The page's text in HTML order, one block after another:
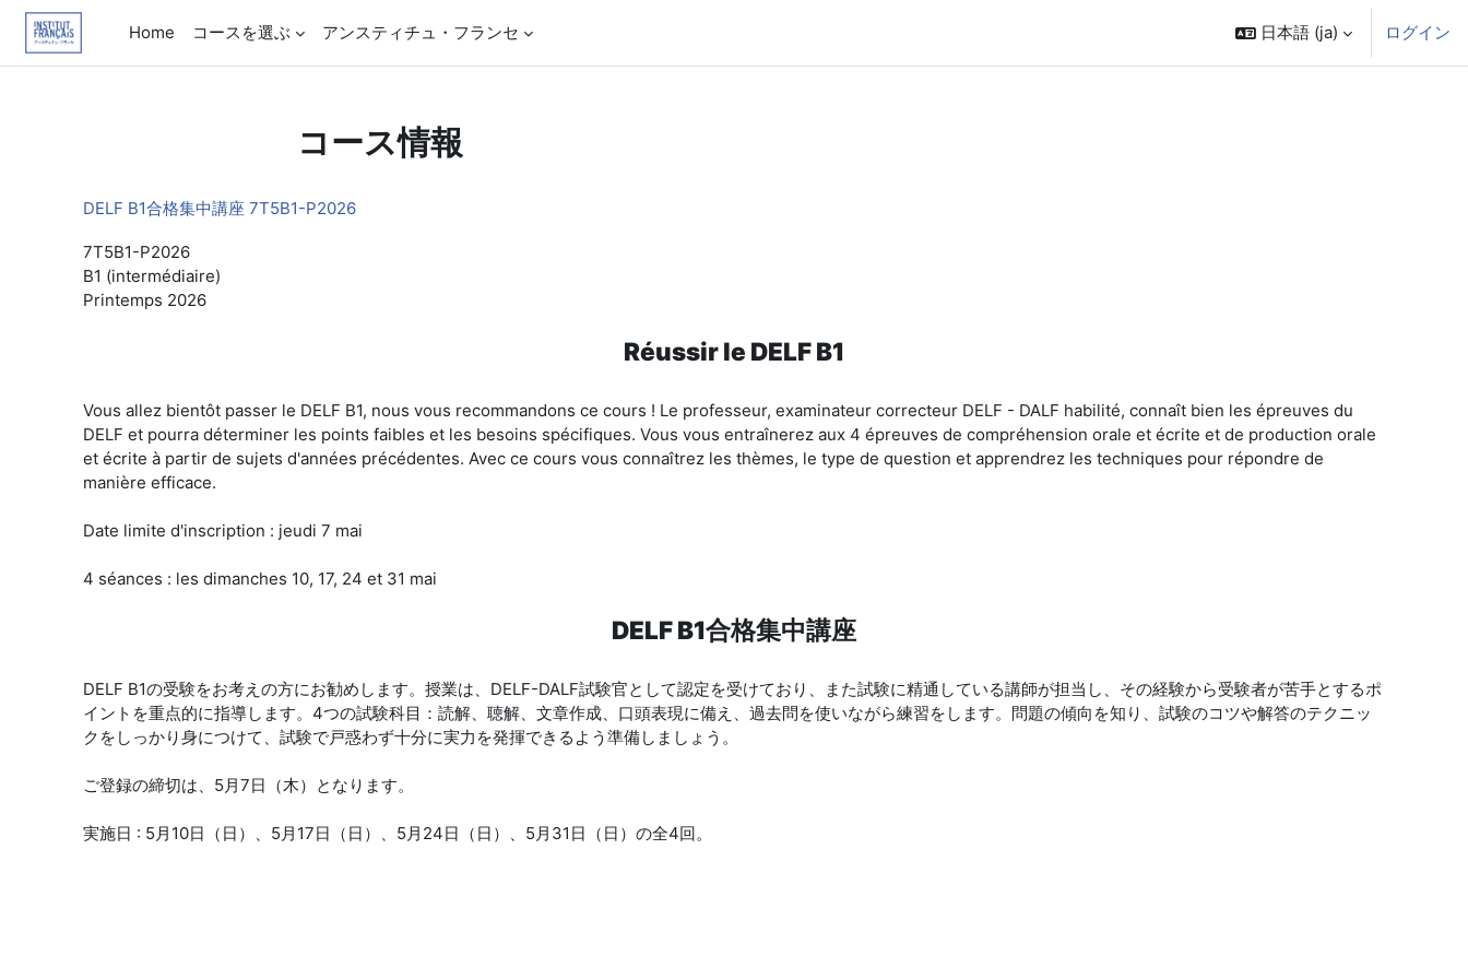
メインコンテンツへスキップする
Home
コースを選ぶ アンスティチュ・フランセ 日本語 ‎(ja)‎ ログイン
コース情報
DELF B1合格集中講座 7T5B1-P2026
7T5B1-P2026
B1 (intermédiaire)
Printemps 2026
Réussir le DELF B1
Vous allez bientôt passer le DELF B1, nous vous recommandons ce cours ! Le professeur, examinateur correcteur DELF - DALF habilité, connaît bien les épreuves du
DELF et pourra déterminer les points faibles et les besoins spécifiques. Vous vous entraînerez aux 4 épreuves de compréhension orale et écrite et de production orale
et écrite à partir de sujets d'années précédentes. Avec ce cours vous connaîtrez les thèmes, le type de question et apprendrez les techniques pour répondre de
manière efficace.
Date limite d'inscription : jeudi 7 mai
4 séances : les dimanches 10, 17, 24 et 31 mai
DELF B1合格集中講座
DELF B1の受験をお考えの方にお勧めします。授業は、DELF-DALF試験官として認定を受けており、また試験に精通している講師が担当し、その経験から受験者が苦手とするポ
イントを重点的に指導します。4つの試験科目：読解、聴解、文章作成、口頭表現に備え、過去問を使いながら練習をします。問題の傾向を知り、試験のコツや解答のテクニッ
クをしっかり身につけて、試験で戸惑わず十分に実力を発揮できるよう準備しましょう。
ご登録の締切は、5月7日（木）となります。
実施日 : 5月10日（日）、5月17日（日）、5月24日（日）、5月31日（日）の全4回。